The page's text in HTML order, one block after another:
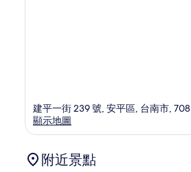
建平一街 239 號, 安平區, 台南市, 708
顯示地圖
附近景點